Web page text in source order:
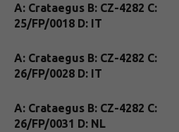
A: Crataegus B: CZ-4282 C:
25/FP/0018 D: IT
A: Crataegus B: CZ-4282 C:
26/FP/0028 D: IT
A: Crataegus B: CZ-4282 C:
26/FP/0031 D: NL